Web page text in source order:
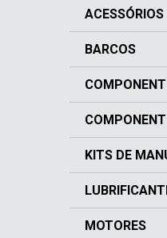
ACESSÓRIOS
BARCOS
KITS DE
MOTORES